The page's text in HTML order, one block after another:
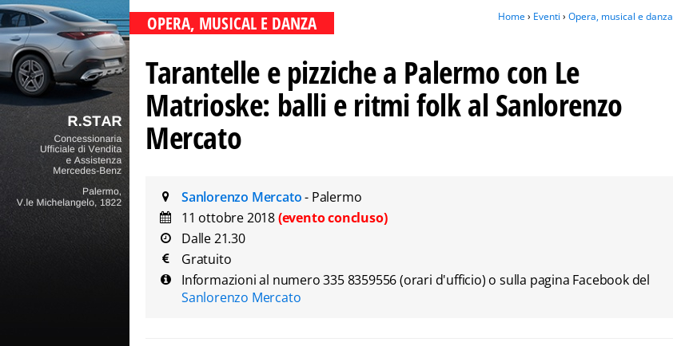
OPERA, MUSICAL E DANZA Home› Eventi › Opera, musical e danza
Tarantelle e pizziche a Palermo con Le
Matrioske: balli e ritmi folk al Sanlorenzo
Mercato
Sanlorenzo Mercato- Palermo
11 ottobre 2018(evento concluso)
Dalle 21.30
Gratuito
Informazioni al numero 335 8359556 (orari d'ufficio) o sulla pagina Facebook del
Sanlorenzo Mercato